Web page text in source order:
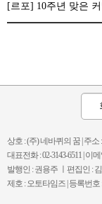
[르포] 10주년 맞은
상호 : (주) 네바퀴의 꿈 | 주
대표전화 : 02-3143-6511 | 이메
발행인 : 권용주 ㅣ편집인 :
제호 : 오토타임즈 | 등록번호